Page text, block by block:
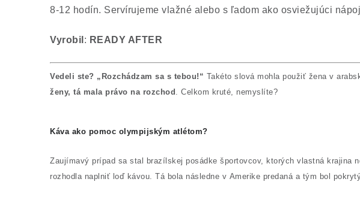
8-12 hodín. Servírujeme vlažné alebo s ľadom ako osviežujúci
Vyrobil : READY AFTER
Vedeli ste? „Rozchádzam sa s tebou!“ Takéto slová mohla použiť žena v
ženy, tá mala právo na rozchod . Celkom kruté, nemyslíte?
Káva ako pomoc olympijským atlétom?
Zaujímavý prípad sa stal brazílskej posádke športovcov, ktorých vlastná krajina
rozhodla naplniť loď kávou. Tá bola následne v Amerike predaná a tým bol